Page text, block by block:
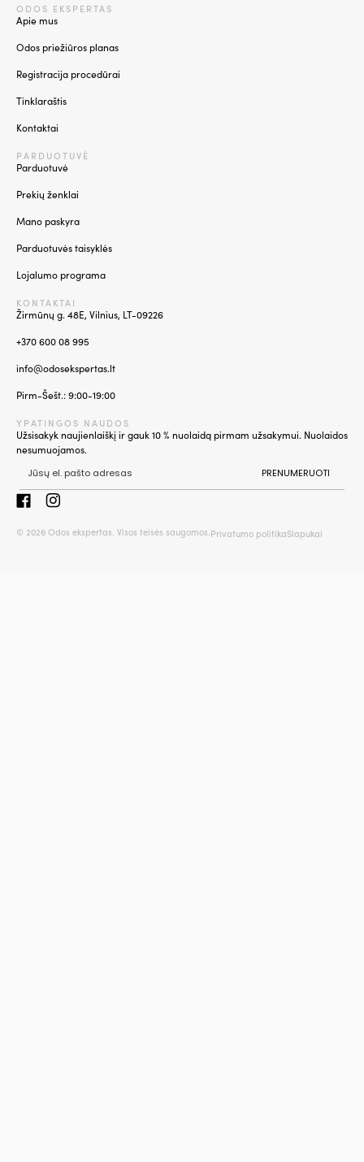
ODOS EKSPERTAS
Apie mus
Odos priežiūros planas
Registracija procedūrai
Tinklaraštis
Kontaktai
PARDUOTUVĖ
Parduotuvė
Prekių ženklai
Mano paskyra
Parduotuvės taisyklės
Lojalumo programa
KONTAKTAI
Žirmūnų g. 48E, Vilnius, LT-09226
+370 600 08 995
info@odosekspertas.lt
Pirm-Šešt.: 9:00-19:00
YPATINGOS NAUDOS
Užsisakyk naujienlaiškį ir gauk 10 % nuolaidą pirmam užsakymui. Nuolaidos
nesumuojamos.
PRENUMERUOTI
© 2026 Odos ekspertas. Visos teisės saugomos. Privatumo politikaSlapukai